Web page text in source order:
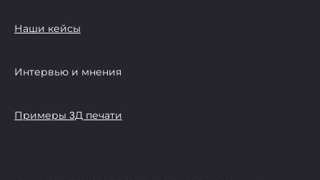
Наши кейсы
Интервью и мнения
Примеры 3Д печати